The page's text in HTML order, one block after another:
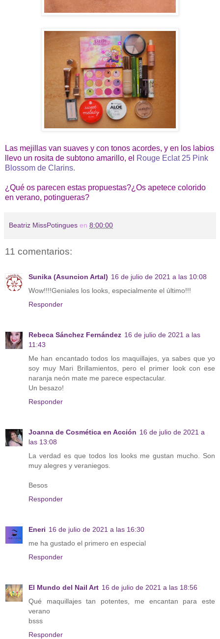
Las mejillas van suaves y con tonos acordes, y en los labios
llevo un rosita de subtono amarillo, el Rouge Eclat 25 Pink
Blossom de Clarins.
¿Qué os parecen estas propuestas?¿Os apetece colorido
en verano, potingueras?
Beatriz MissPotingues en 8:00:00
11 comentarios:
Sunika (Asuncion Artal) 16 de julio de 2021 a las 10:08
Wow!!!!Geniales los looks, especialmente el último!!!
Responder
Rebeca Sánchez Fernández 16 de julio de 2021 a las
11:43
Me han encantado todos los maquillajes, ya sabes que yo
soy muy Mari Brillamientos, pero el primer look con ese
naranja neón mate me parece espectacular.
Un besazo!
Responder
Joanna de Cosmética en Acción 16 de julio de 2021 a
las 13:08
La verdad es que todos los looks me gustan mucho. Son
muy alegres y veraniegos.
Besos
Responder
Eneri 16 de julio de 2021 a las 16:30
me ha gustado el primero en especial
Responder
El Mundo del Nail Art 16 de julio de 2021 a las 18:56
Qué maquillajes tan potentes, me encantan para este
verano
bsss
Responder